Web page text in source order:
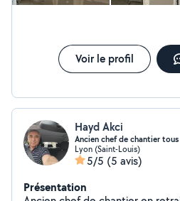
Voir le profil
Hayd Akci
Ancien chef de chantier
Lyon (Saint-Louis)
5/5 (5 avis)
Présentation